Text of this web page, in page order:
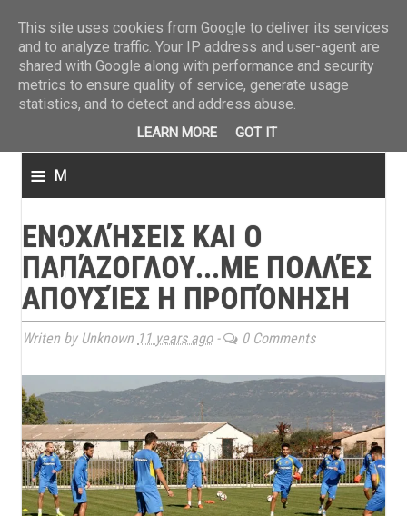
≡ M
n
u
ΕΝΟΧΛΉΣΕΙΣ ΚΑΙ Ο
ΠΑΠΆΖΟΓΛΟΥ...ΜΕ ΠΟΛΛΈΣ
ΑΠΟΥΣΊΕΣ Η ΠΡΟΠΌΝΗΣΗ
Writen by Unknown 11 years ago- 0 Comments
This site uses cookies from Google to deliver its services
and to analyze traffic. Your IP address and user-agent are
shared with Google along with performance and security
metrics to ensure quality of service, generate usage
statistics, and to detect and address abuse.
LEARN MORE GOT IT